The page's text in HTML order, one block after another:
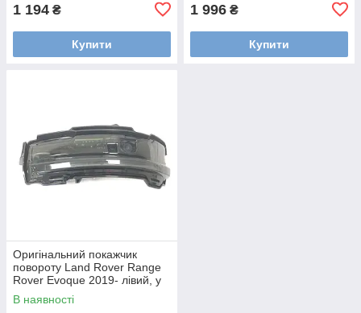
1 194 ₴
Купити
1 996 ₴
Купити
Оригінальний покажчик
повороту Land Rover Range
Rover Evoque 2019- лівий, у
дзеркало Land Rover
LR114758
В наявності